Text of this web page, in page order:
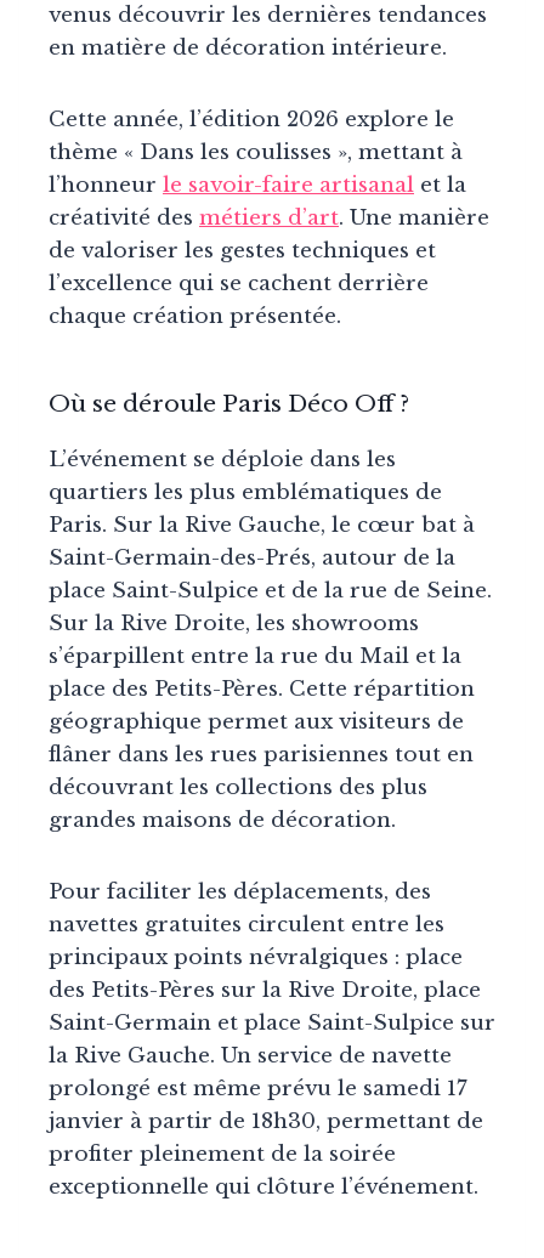
venus découvrir les dernières tendances
en matière de décoration intérieure.
Cette année, l’édition 2026 explore le
thème « Dans les coulisses », mettant à
l’honneur le savoir-faire artisanal et la
créativité des métiers d’art. Une manière
de valoriser les gestes techniques et
l’excellence qui se cachent derrière
chaque création présentée.
Où se déroule Paris Déco Off ?
L’événement se déploie dans les
quartiers les plus emblématiques de
Paris. Sur la Rive Gauche, le cœur bat à
Saint-Germain-des-Prés, autour de la
place Saint-Sulpice et de la rue de Seine.
Sur la Rive Droite, les showrooms
s’éparpillent entre la rue du Mail et la
place des Petits-Pères. Cette répartition
géographique permet aux visiteurs de
flâner dans les rues parisiennes tout en
découvrant les collections des plus
grandes maisons de décoration.
Pour faciliter les déplacements, des
navettes gratuites circulent entre les
principaux points névralgiques : place
des Petits-Pères sur la Rive Droite, place
Saint-Germain et place Saint-Sulpice sur
la Rive Gauche. Un service de navette
prolongé est même prévu le samedi 17
janvier à partir de 18h30, permettant de
profiter pleinement de la soirée
exceptionnelle qui clôture l’événement.